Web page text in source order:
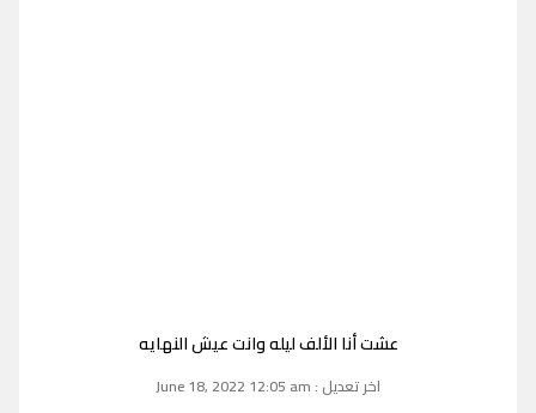
عشت أنا الألف ليله وانت عيش النهايه
اخر تعديل : June 18, 2022 12:05 am